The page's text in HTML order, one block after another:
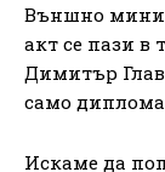
Външно
акт се пази
Димитър
само
Искаме да